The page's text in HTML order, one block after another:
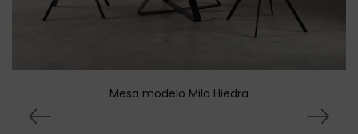
Mesa modelo Milo Hiedra